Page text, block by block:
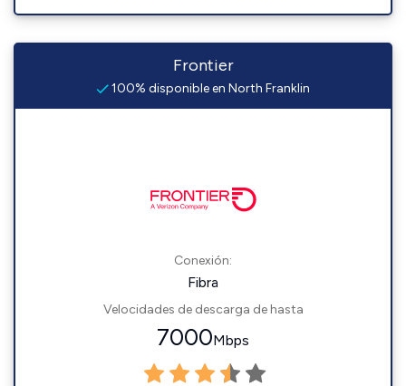
Frontier
100% disponible en North Franklin
Conexión:
Fibra
Velocidades de descarga de hasta
7000Mbps